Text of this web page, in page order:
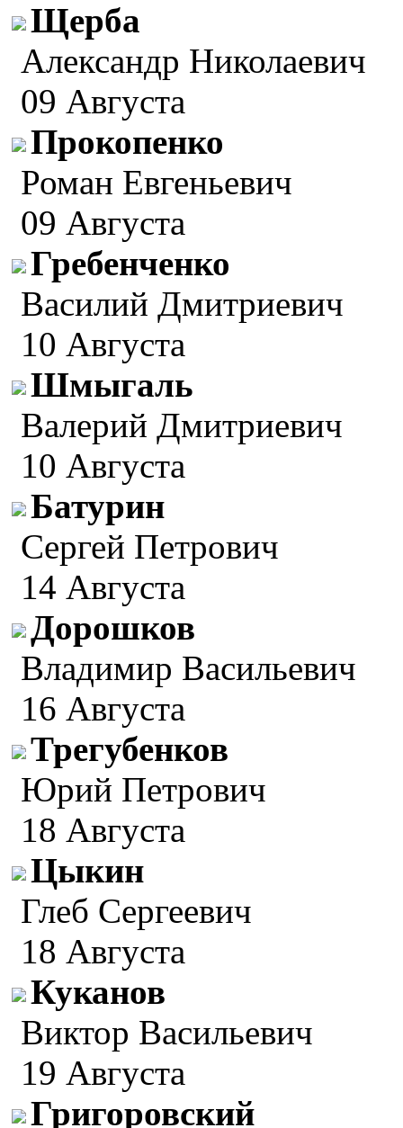
Щерба
Александр Николаевич
09 Августа
Прокопенко
Роман Евгеньевич
09 Августа
Гребенченко
Василий Дмитриевич
10 Августа
Шмыгаль
Валерий Дмитриевич
10 Августа
Батурин
Сергей Петрович
14 Августа
Дорошков
Владимир Васильевич
16 Августа
Трегубенков
Юрий Петрович
18 Августа
Цыкин
Глеб Сергеевич
18 Августа
Куканов
Виктор Васильевич
19 Августа
Григоровский